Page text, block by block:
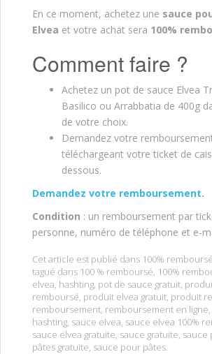
En ce moment, achetez une sauce
Elvea et votre achat sera 100%
Comment faire ?
Achetez un pot de sauce Elvea
Basilico ou Arrabbatia de 400g
de votre choix.
Demandez votre
téléchargeant votre ticket de
dessous.
Demandez votre remboursement.
Condition : un remboursement par
personne, numéro de téléphone et e-
Cet article est publié dans 100% remboursé
tagué dans 100 % remboursé, 100%
elvea, hashting, pot de sauce gratuit,
remboursé, produit elvea gratuit, produit
remboursement, remboursement en ligne,
hashting, sauce elvea, sauce elvea 100%
sauce elvea gratuite, sauce gratuite, sauce
pâtes gratuite, sauce pour pâtes.